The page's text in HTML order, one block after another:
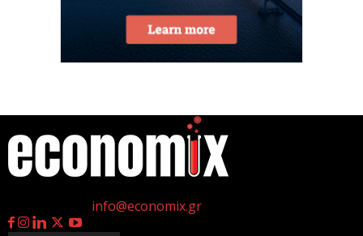
CrediaBank: Στα 53,6 εκατ. ευρώ τα
επαναλαμβανόμενα λειτουργικά κέρδη
6 Αυγούστου 2026
Οι ελληνικές scale-ups επιχειρήσεις στρέφονται
στην ανάπτυξη
info@economix.gr